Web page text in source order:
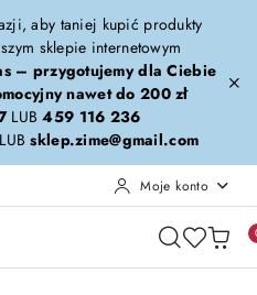
aby taniej kupić produkty
sklepie internetowym
– przygotujemy dla Ciebie
nawet do 200 zł
LUB459 116 236
LUBsklep.zime@gmail.com
Moje konto